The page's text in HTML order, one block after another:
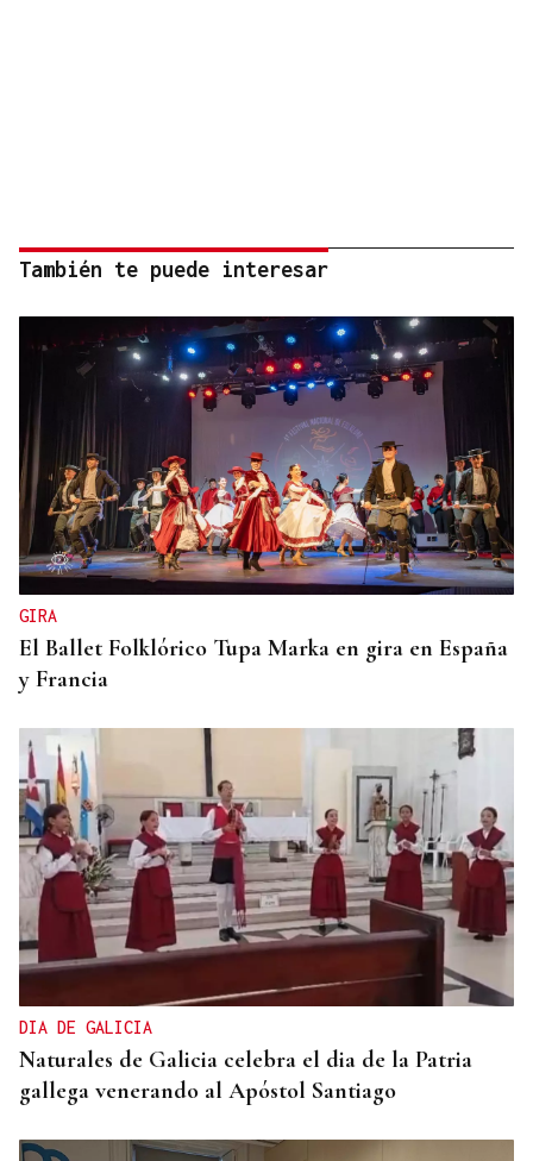
También te puede interesar
GIRA
El Ballet Folklórico Tupa Marka en gira en España
y Francia
DIA DE GALICIA
Naturales de Galicia celebra el dia de la Patria
gallega venerando al Apóstol Santiago